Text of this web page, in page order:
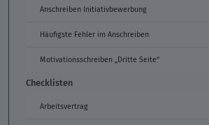
Anschreiben Initiativbewerbung
Häufigste Fehler im Anschreiben
Motivationsschreiben „Dritte Seite“
Checklisten
Arbeitsvertrag